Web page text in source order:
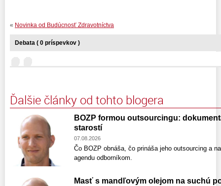
« Novinka od Budúcnosť Zdravotníctva
Debata ( 0 príspevkov )
Ďalšie články od tohto blogera
BOZP formou outsourcingu:
starostí
07.08.2026
Čo BOZP obnáša, čo prináša jeho outsourcing a
agendu odborníkom.
Masť s mandľovým olejom na suchú